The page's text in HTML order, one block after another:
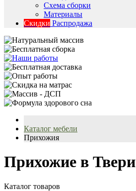
Схема сборки
Материалы
Скидки Распродажа
Каталог мебели
Прихожия
Прихожие в Твери
Каталог товаров